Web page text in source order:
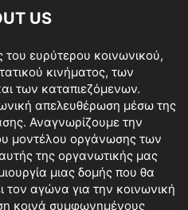
US
του ευρύτερου κοινωνικού,
κινήματος, των
των καταπιεζόμενων.
απελευθέρωση μέσω της
Αναγνωρίζουμε την
μοντέλου οργάνωσης των
της οργανωτικής μας
μιας δομής που θα
τον αγώνα για την κοινωνική
κοινά συμφωνημένους